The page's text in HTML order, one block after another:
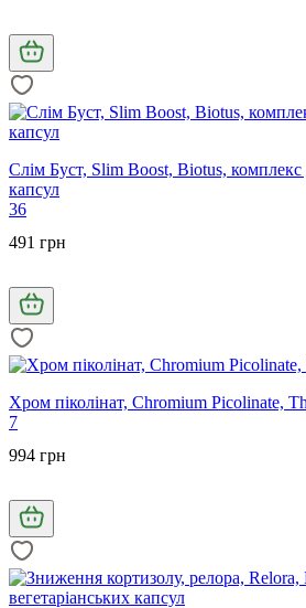
Слім Буст, Slim Boost, Biotus, комплекс
капсул
36
491 грн
Хром піколінат, Chromium Picolinate,
7
994 грн